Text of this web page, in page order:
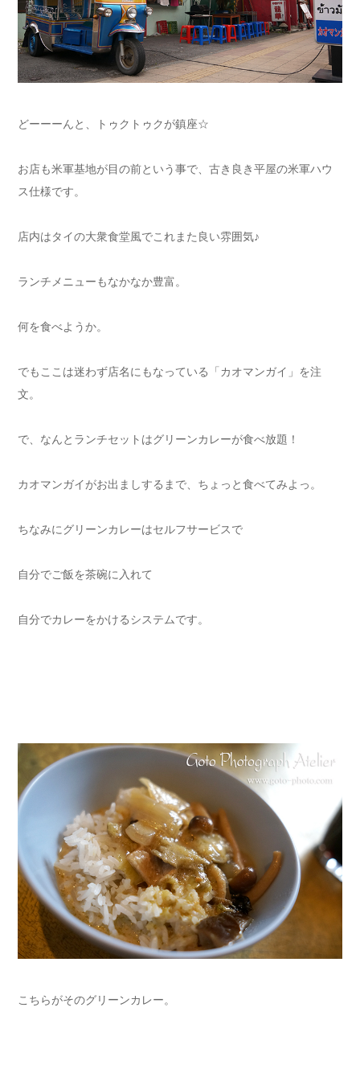
どーーーんと、トゥクトゥクが鎮座☆
お店も米軍基地が目の前という事で、古き良き平屋の米軍ハウ
ス仕様です。
店内はタイの大衆食堂風でこれまた良い雰囲気♪
ランチメニューもなかなか豊富。
何を食べようか。
でもここは迷わず店名にもなっている「カオマンガイ」を注
文。
で、なんとランチセットはグリーンカレーが食べ放題！
カオマンガイがお出ましするまで、ちょっと食べてみよっ。
ちなみにグリーンカレーはセルフサービスで
自分でご飯を茶碗に入れて
自分でカレーをかけるシステムです。
こちらがそのグリーンカレー。